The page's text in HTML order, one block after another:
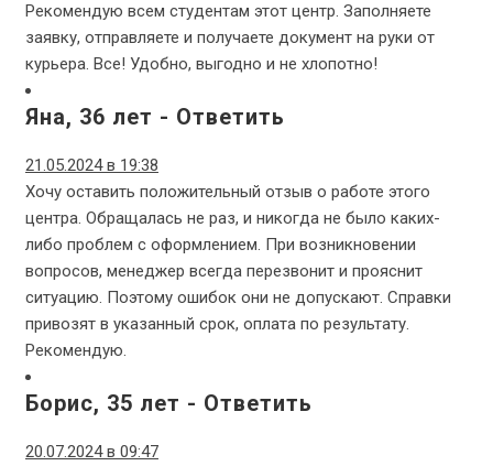
Рекомендую всем студентам этот центр. Заполняете
заявку, отправляете и получаете документ на руки от
курьера. Все! Удобно, выгодно и не хлопотно!
Яна, 36 лет - Ответить
21.05.2024 в 19:38
Хочу оставить положительный отзыв о работе этого
центра. Обращалась не раз, и никогда не было каких-
либо проблем с оформлением. При возникновении
вопросов, менеджер всегда перезвонит и прояснит
ситуацию. Поэтому ошибок они не допускают. Справки
привозят в указанный срок, оплата по результату.
Рекомендую.
Борис, 35 лет - Ответить
20.07.2024 в 09:47